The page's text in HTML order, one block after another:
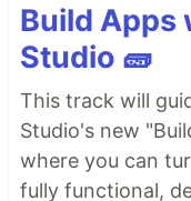
Build Apps
Studio 🧱
This track will
Studio's new
where you can
fully functional,